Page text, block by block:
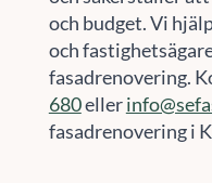
och budget. Vi
och
fasadrenovering.
680eller
fasadrenovering i